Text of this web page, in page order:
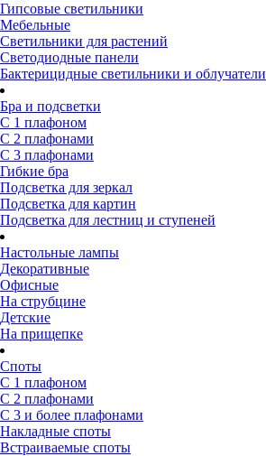
Гипсовые светильники
Мебельные
Светильники для растений
Светодиодные панели
Бактерицидные светильники и облучатели
Бра и подсветки
С 1 плафоном
С 2 плафонами
С 3 плафонами
Гибкие бра
Подсветка для зеркал
Подсветка для картин
Подсветка для лестниц и ступеней
Настольные лампы
Декоративные
Офисные
На струбцине
Детские
На прищепке
Споты
С 1 плафоном
С 2 плафонами
С 3 и более плафонами
Накладные споты
Встраиваемые споты